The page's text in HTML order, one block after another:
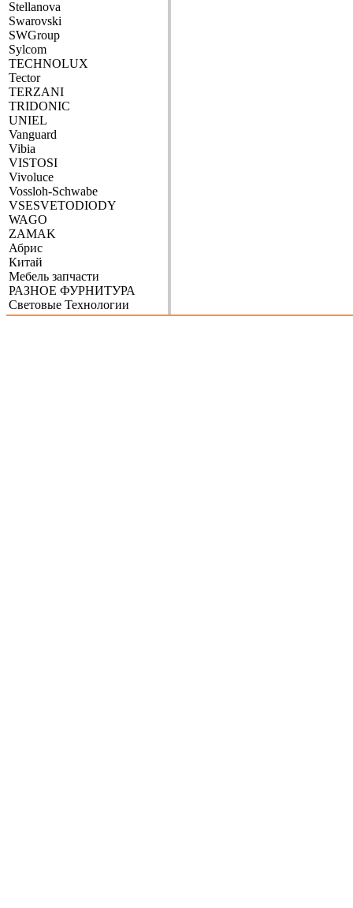
Stellanova
Swarovski
SWGroup
Sylcom
TECHNOLUX
Tector
TERZANI
TRIDONIC
UNIEL
Vanguard
Vibia
VISTOSI
Vivoluce
Vossloh-Schwabe
VSESVETODIODY
WAGO
ZAMAK
Абрис
Китай
Мебель запчасти
РАЗНОЕ ФУРНИТУРА
Световые Технологии